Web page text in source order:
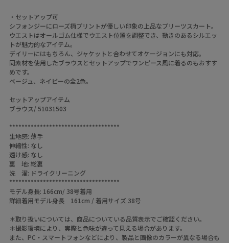
・セットアップ可
シフォンジーにローズ柄プリントが優しい印象の上品なプリーツスカート。
ウエストはオールゴム仕様でウエスト位置を調整でき、動きのあるシルエッ
トが魅力的なアイテム。
デイリーにはもちろん、ジャケットと合わせてオケージョンにも対応。
同素材を使用したブラウスとセットアップでワンピース風に着るのもおすす
めです。
ベージュ、ネイビーの全2色。
セットアップアイテム
ブラウス/ 51031503
************************************
生地感: 薄手
伸縮性: なし
透け感: なし
裏 地: 総裏
洗 濯: ドライクリーニング
************************************
モデル身長: 166cm/ 38号着用
詳細着用モデル身長 161cm / 着用サイズ 38号
＊取り扱いについては、商品についている品質表示でご確認ください。
＊撮影環境により、実際と色味が違って見える場合があります。
また、PC・スマートフォンなどにより、製品と画像のカラーが異なる場合も